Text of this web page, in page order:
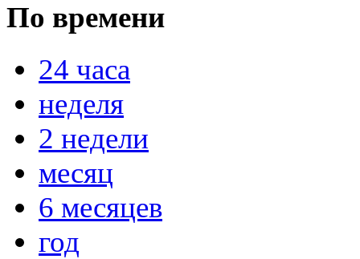
По времени
24 часа
неделя
2 недели
месяц
6 месяцев
год